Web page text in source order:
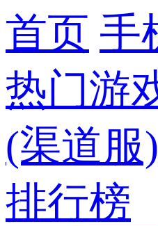
首页 手
热门游
(渠道服)
排行榜